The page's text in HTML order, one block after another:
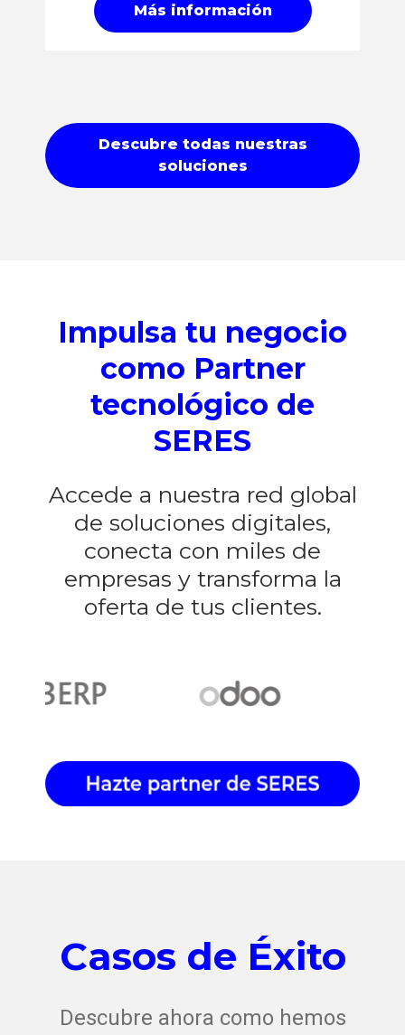
Más información
Descubre todas nuestras
soluciones
Impulsa tu negocio
como Partner
tecnológico de
SERES
Accede a nuestra red global
de soluciones digitales,
conecta con miles de
empresas y transforma la
oferta de tus clientes.
Casos de Éxito
Descubre ahora como hemos